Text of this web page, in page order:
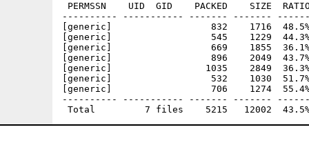
PERMSSN    UID  GID    PACKED    SIZE
---------- ----------- ------- -------
[generic]                  832    1716  48.5% -
[generic]                  545    1229  44.3% -
[generic]                  669    1855  36.1% -
[generic]                  896    2049  43.7% -
[generic]                 1035    2849  36.3% -
[generic]                  532    1030  51.7% -
[generic]                  706    1274  55.4% -
---------- ----------- ------- -------